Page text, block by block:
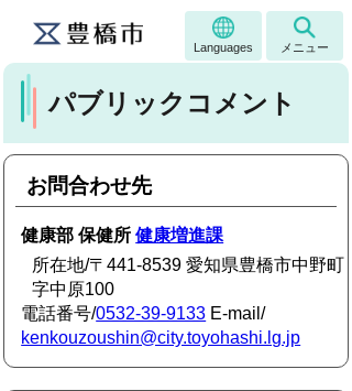
Languages メニュー
パブリックコメント
お問合わせ先
健康部 保健所健康増進課
所在地/〒441-8539 愛知県豊橋市中野町
字中原100
電話番号/0532-39-9133 E-mail/
kenkouzoushin@city.toyohashi.lg.jp